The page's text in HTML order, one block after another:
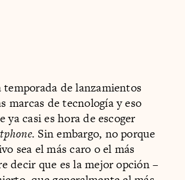
temporada de lanzamientos
marcas de tecnología y eso
ya casi es hora de escoger
. Sin embargo, no porque
sea el más caro o el más
decir que es la mejor opción –